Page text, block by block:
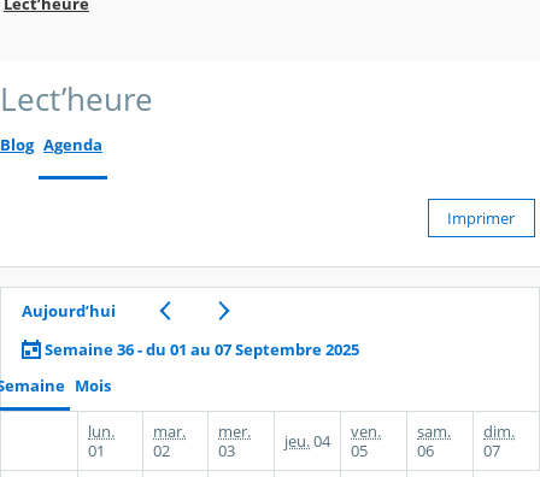
Lect’heure
Blog Agenda
Imprimer
Aujourd’hui
Semaine 36 - du 01 au 07 Septembre 2025
Mois
lun.
01
mar.
02
mer.
03
jeu.04
ven.
05
sam.
06
dim.
07